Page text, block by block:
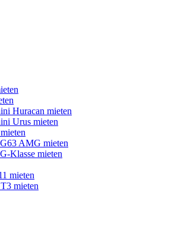
Huracan mieten
Urus mieten
AMG mieten
Klasse mieten
mieten
mieten